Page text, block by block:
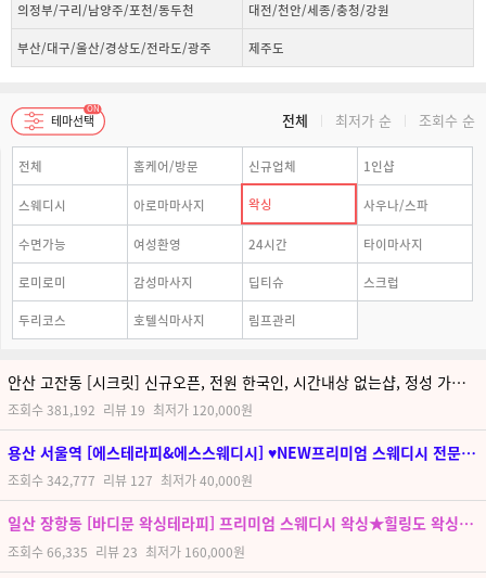
의정부/구리/남양주/포천/동두천 대전/천안/세종/충청/강원
부산/대구/울산/경상도/전라도/광주 제주도
전체 최저가 순 조회수 순
전체 홈케어/방문 신규업체 1인샵
스웨디시 아로마마사지 왁싱 사우나/스파
수면가능 여성환영 24시간 타이마사지
로미로미 감성마사지 딥티슈 스크럽
두리코스 호텔식마사지 림프관리
안산 고잔동 [시크릿] 신규오픈, 전원 한국인, 시간내상 없는샵, 정성 가득한 관리로 편안한 시간 만들어드릴게요!
최저가 120,000원
리뷰 19
조회수381,192
용산 서울역 [에스테라피&에스스웨디시] ♥NEW프리미엄 스웨디시 전문♥고급스런 인테리어♥서울 최고의 관리사
최저가40,000원
리뷰 127
조회수342,777
일산 장항동 [바디문 왁싱테라피] 프리미엄 스웨디시 왁싱★힐링도 왁싱도 한 번에, 바디문에서 끝★
최저가 160,000원
리뷰23
조회수66,335